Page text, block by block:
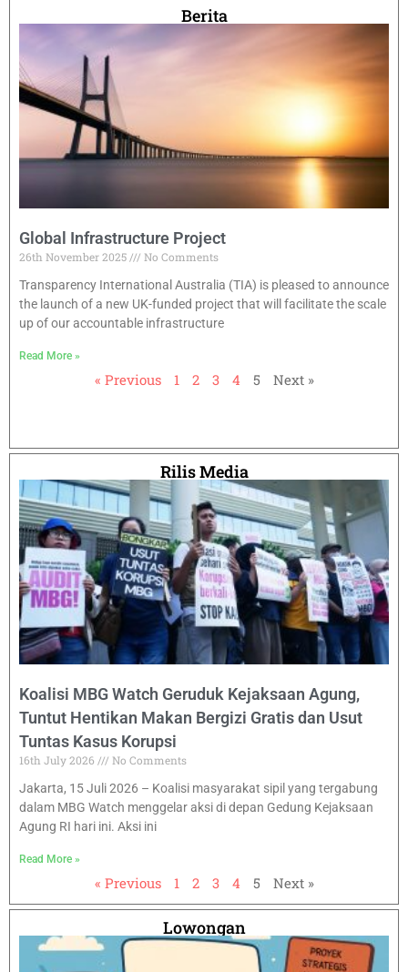
Berita
Global Infrastructure Project
26th November 2025
No Comments
Transparency International Australia (TIA) is pleased to announce
the launch of a new UK-funded project that will facilitate the scale
up of our accountable infrastructure
Read More »
« Previous 1 2 3 4 5 Next »
Rilis Media
Koalisi MBG Watch Geruduk Kejaksaan Agung,
Tuntut Hentikan Makan Bergizi Gratis dan Usut
Tuntas Kasus Korupsi
16th July 2026
No Comments
Jakarta, 15 Juli 2026 – Koalisi masyarakat sipil yang tergabung
dalam MBG Watch menggelar aksi di depan Gedung Kejaksaan
Agung RI hari ini. Aksi ini
Read More »
« Previous 1 2 3 4 5 Next »
Lowongan